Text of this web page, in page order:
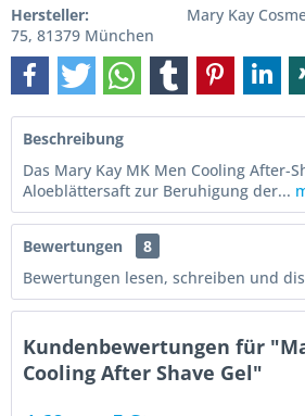
Hersteller:
Mary Kay
75, 81379 München
Beschreibung
Das Mary Kay MK Men Cooling After-
Aloeblättersaft zur Beruhigung der...
Bewertungen
8
Bewertungen lesen, schreiben und
Kundenbewertungen für
Cooling After Shave Gel"